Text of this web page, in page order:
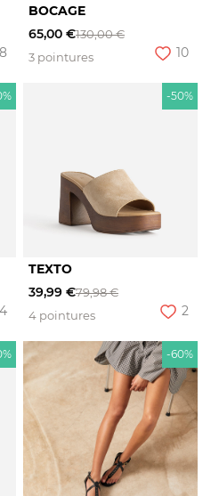
8
BOCAGE
65,00 €130,00 €
3 pointures
10
4
-50%
TEXTO
39,99 €79,98 €
4 pointures
2
-60%